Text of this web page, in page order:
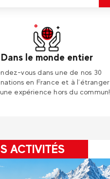
Dans le monde entier
vous dans une de nos 30
en France et à l’étranger
expérience hors du commun!
ACTIVITÉS